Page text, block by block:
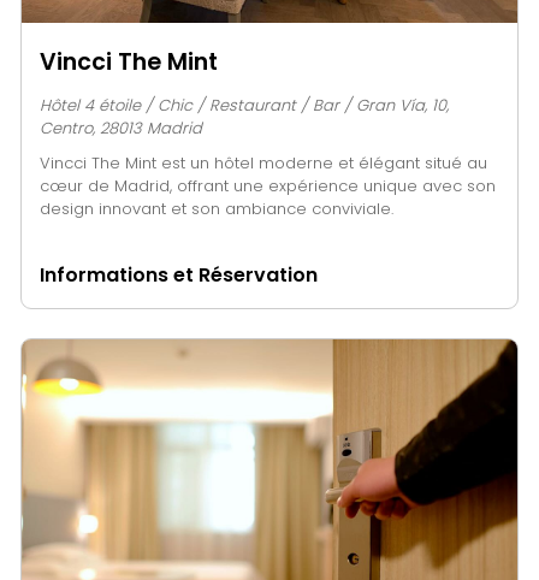
Vincci The Mint
Hôtel 4 étoile / Chic / Restaurant / Bar / Gran Vía, 10,
Centro, 28013 Madrid
Vincci The Mint est un hôtel moderne et élégant situé au
cœur de Madrid, offrant une expérience unique avec son
design innovant et son ambiance conviviale.
Informations et Réservation